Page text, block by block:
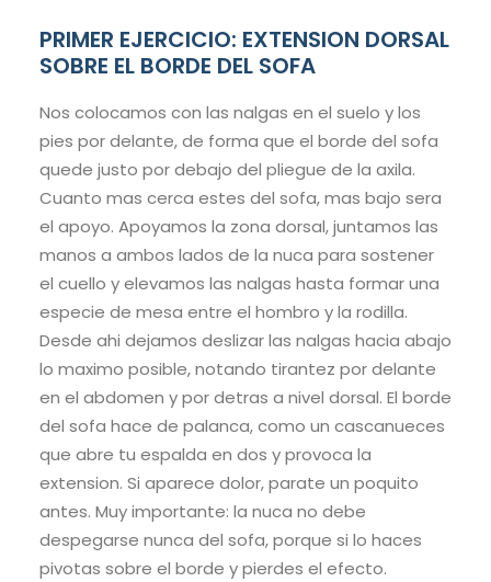
PRIMER EJERCICIO: EXTENSION DORSAL
SOBRE EL BORDE DEL SOFA
Nos colocamos con las nalgas en el suelo y los
pies por delante, de forma que el borde del sofa
quede justo por debajo del pliegue de la axila.
Cuanto mas cerca estes del sofa, mas bajo sera
el apoyo. Apoyamos la zona dorsal, juntamos las
manos a ambos lados de la nuca para sostener
el cuello y elevamos las nalgas hasta formar una
especie de mesa entre el hombro y la rodilla.
Desde ahi dejamos deslizar las nalgas hacia abajo
lo maximo posible, notando tirantez por delante
en el abdomen y por detras a nivel dorsal. El borde
del sofa hace de palanca, como un cascanueces
que abre tu espalda en dos y provoca la
extension. Si aparece dolor, parate un poquito
antes. Muy importante: la nuca no debe
despegarse nunca del sofa, porque si lo haces
pivotas sobre el borde y pierdes el efecto.